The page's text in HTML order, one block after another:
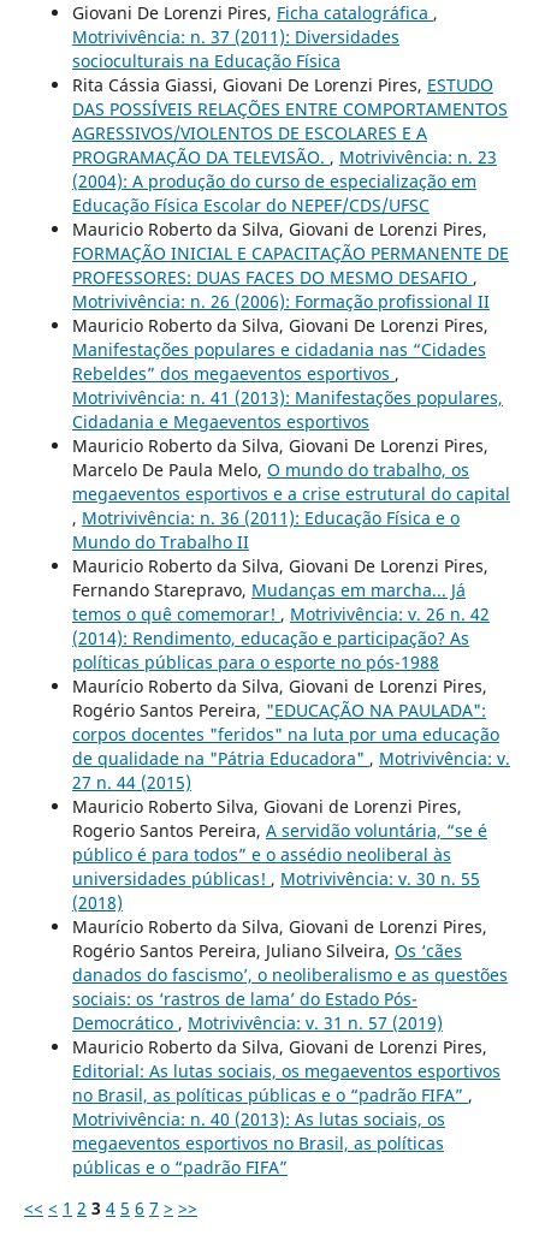
Giovani De Lorenzi Pires, Ficha catalográfica ,
Motrivivência: n. 37 (2011): Diversidades
socioculturais na Educação Física
Rita Cássia Giassi, Giovani De Lorenzi Pires, ESTUDO
DAS POSSÍVEIS RELAÇÕES ENTRE COMPORTAMENTOS
AGRESSIVOS/VIOLENTOS DE ESCOLARES E A
PROGRAMAÇÃO DA TELEVISÃO. , Motrivivência: n. 23
(2004): A produção do curso de especialização em
Educação Física Escolar do NEPEF/CDS/UFSC
Mauricio Roberto da Silva, Giovani de Lorenzi Pires,
FORMAÇÃO INICIAL E CAPACITAÇÃO PERMANENTE DE
PROFESSORES: DUAS FACES DO MESMO DESAFIO ,
Motrivivência: n. 26 (2006): Formação profissional II
Mauricio Roberto da Silva, Giovani De Lorenzi Pires,
Manifestações populares e cidadania nas “Cidades
Rebeldes” dos megaeventos esportivos ,
Motrivivência: n. 41 (2013): Manifestações populares,
Cidadania e Megaeventos esportivos
Mauricio Roberto da Silva, Giovani De Lorenzi Pires,
Marcelo De Paula Melo, O mundo do trabalho, os
megaeventos esportivos e a crise estrutural do capital
, Motrivivência: n. 36 (2011): Educação Física e o
Mundo do Trabalho II
Mauricio Roberto da Silva, Giovani De Lorenzi Pires,
Fernando Starepravo, Mudanças em marcha... Já
temos o quê comemorar! , Motrivivência: v. 26 n. 42
(2014): Rendimento, educação e participação? As
políticas públicas para o esporte no pós-1988
Maurício Roberto da Silva, Giovani de Lorenzi Pires,
Rogério Santos Pereira, "EDUCAÇÃO NA PAULADA":
corpos docentes "feridos" na luta por uma educação
de qualidade na "Pátria Educadora" , Motrivivência: v.
27 n. 44 (2015)
Mauricio Roberto Silva, Giovani de Lorenzi Pires,
Rogerio Santos Pereira, A servidão voluntária, “se é
público é para todos” e o assédio neoliberal às
universidades públicas! , Motrivivência: v. 30 n. 55
(2018)
Maurício Roberto da Silva, Giovani de Lorenzi Pires,
Rogério Santos Pereira, Juliano Silveira, Os ‘cães
danados do fascismo’, o neoliberalismo e as questões
sociais: os ‘rastros de lama’ do Estado Pós-
Democrático , Motrivivência: v. 31 n. 57 (2019)
Mauricio Roberto da Silva, Giovani de Lorenzi Pires,
Editorial: As lutas sociais, os megaeventos esportivos
no Brasil, as políticas públicas e o “padrão FIFA” ,
Motrivivência: n. 40 (2013): As lutas sociais, os
megaeventos esportivos no Brasil, as políticas
públicas e o “padrão FIFA”
<< < 1 2 3 4 5 6 7 > >>